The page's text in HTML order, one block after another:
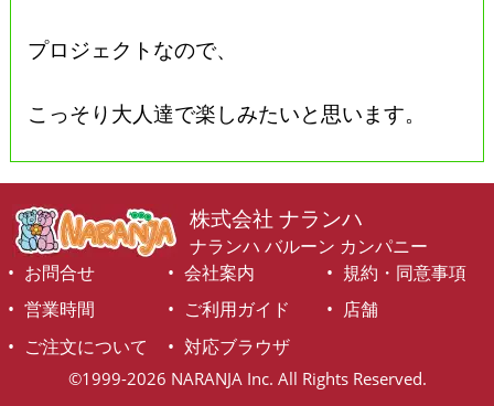
プロジェクトなので、
こっそり大人達で楽しみたいと思います。
株式会社 ナランハ
ナランハ バルーン カンパニー
お問合せ
会社案内
規約・同意事項
営業時間
ご利用ガイド
店舗
ご注文について
対応ブラウザ
©1999-2026 NARANJA Inc. All Rights Reserved.